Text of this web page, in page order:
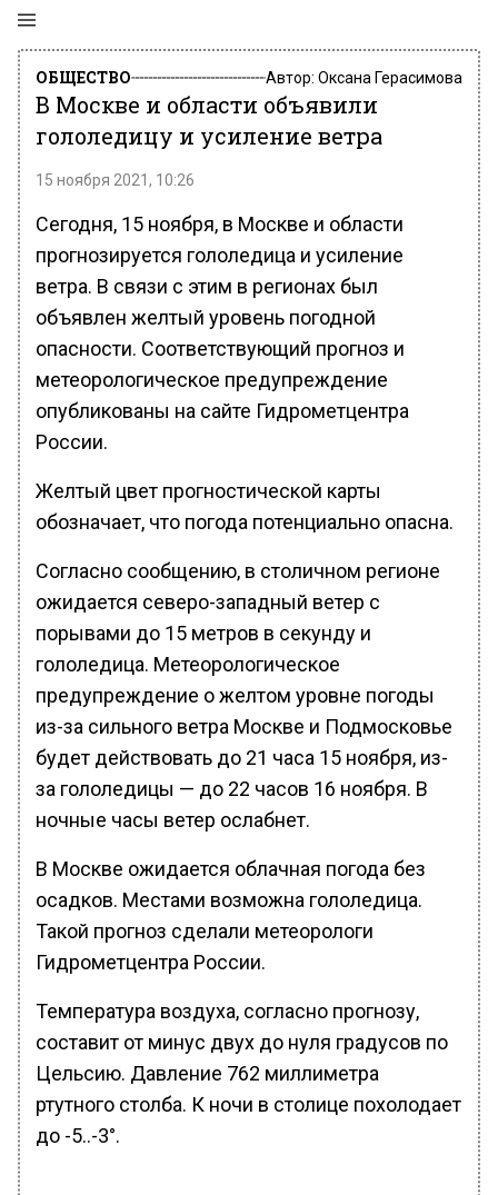
ОБЩЕСТВО Автор: Оксана Герасимова
В Москве и области объявили
гололедицу и усиление ветра
15 ноября 2021, 10:26
Сегодня, 15 ноября, в Москве и области
прогнозируется гололедица и усиление
ветра. В связи с этим в регионах был
объявлен желтый уровень погодной
опасности. Соответствующий прогноз и
метеорологическое предупреждение
опубликованы на сайте Гидрометцентра
России.
Желтый цвет прогностической карты
обозначает, что погода потенциально опасна.
Согласно сообщению, в столичном регионе
ожидается северо-западный ветер с
порывами до 15 метров в секунду и
гололедица. Метеорологическое
предупреждение о желтом уровне погоды
из-за сильного ветра Москве и Подмосковье
будет действовать до 21 часа 15 ноября, из-
за гололедицы — до 22 часов 16 ноября. В
ночные часы ветер ослабнет.
В Москве ожидается облачная погода без
осадков. Местами возможна гололедица.
Такой прогноз сделали метеорологи
Гидрометцентра России.
Температура воздуха, согласно прогнозу,
составит от минус двух до нуля градусов по
Цельсию. Давление 762 миллиметра
ртутного столба. К ночи в столице похолодает
до -5..-3°.